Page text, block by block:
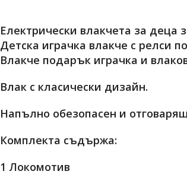
Електрически влакчета за деца
Детска играчка влакче с релси
Влакче подарък играчка и
Влак с класически дизайн.
Напълно обезопасен и
Комплекта съдържа:
1 Локомотив